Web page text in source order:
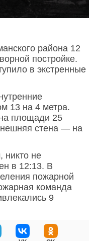
района 12
постройке.
в экстренные
13 на 4 метра.
площади 25
стена — на
никто не
в 12:13. В
пожарной
команда
9